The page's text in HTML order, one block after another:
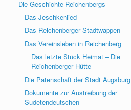
Die Geschichte Reichenbergs
Das Jeschkenlied
Das Reichenberger Stadtwappen
Das Vereinsleben in Reichenberg
Das letzte Stück Heimat – Die
Reichenberger Hütte
Die Patenschaft der Stadt Augsburg
Dokumente zur Austreibung der
Sudetendeutschen